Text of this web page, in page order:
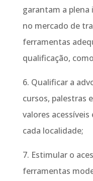
garantam a plena
no mercado de
ferramentas
qualificação,
6. Qualificar a
cursos, palestras
valores
cada localidade;
7. Estimular o
ferramentas